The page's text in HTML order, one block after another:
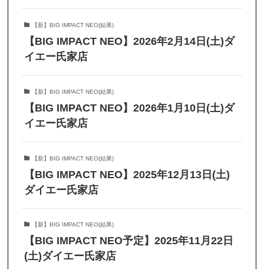
【新】BIG IMPACT NEO(結果)
【BIG IMPACT NEO】2026年2月14日(土)ダ
イエー氏家店
【新】BIG IMPACT NEO(結果)
【BIG IMPACT NEO】2026年1月10日(土)ダ
イエー氏家店
【新】BIG IMPACT NEO(結果)
【BIG IMPACT NEO】2025年12月13日(土)
ダイエー氏家店
【新】BIG IMPACT NEO(結果)
【BIG IMPACT NEO予定】2025年11月22日
(土)ダイエー氏家店